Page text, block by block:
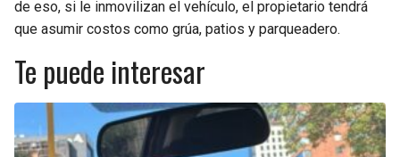
de eso, si le inmovilizan el vehículo, el propietario tendrá
que asumir costos como grúa, patios y parqueadero.
Te puede interesar